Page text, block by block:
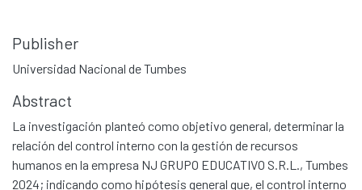
Publisher
Universidad Nacional de Tumbes
Abstract
La investigación planteó como objetivo general, determinar la
relación del control interno con la gestión de recursos
humanos en la empresa NJ GRUPO EDUCATIVO S.R.L., Tumbes
2024; indicando como hipótesis general que, el control interno